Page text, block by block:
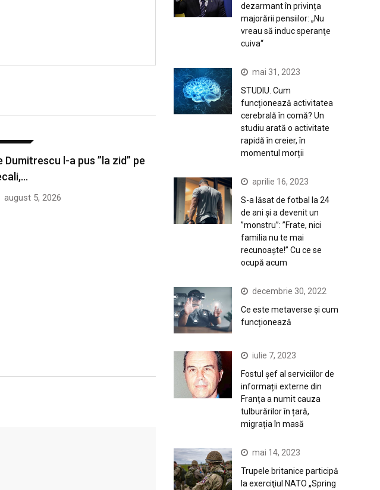
Dumitrescu l-a pus ”la zid” pe
august 5, 2026
dezarmant în privința
majorării pensiilor: „Nu
vreau să induc speranţe
cuiva“
mai 31, 2023
STUDIU. Cum
funcționează activitatea
cerebrală în comă? Un
studiu arată o activitate
rapidă în creier, în
momentul morții
aprilie 16, 2023
S-a lăsat de fotbal la 24
de ani și a devenit un
”monstru”: ”Frate, nici
familia nu te mai
recunoaște!” Cu ce se
ocupă acum
decembrie 30, 2022
Ce este metaverse și cum
funcționează
iulie 7, 2023
Fostul șef al serviciilor de
informații externe din
Franța a numit cauza
tulburărilor în țară,
migrația în masă
mai 14, 2023
Trupele britanice participă
la exerciţiul NATO „Spring